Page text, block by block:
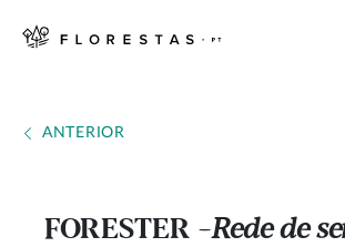
ANTERIOR
FORESTER --- Rede de